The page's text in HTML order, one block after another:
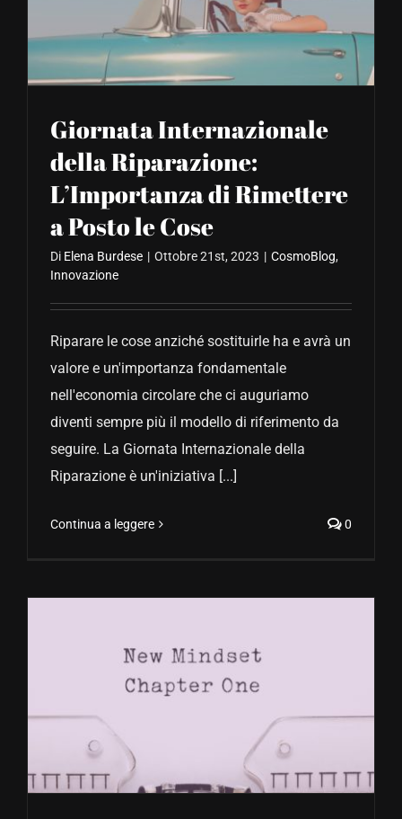
CONTATTACI
Giornata Internazionale
della Riparazione:
L’Importanza di Rimettere
a Posto le Cose
Di Elena Burdese | Ottobre 21st, 2023 | CosmoBlog,
Innovazione
Riparare le cose anziché sostituirle ha e avrà un
valore e un'importanza fondamentale
nell'economia circolare che ci auguriamo
diventi sempre più il modello di riferimento da
seguire. La Giornata Internazionale della
Riparazione è un'iniziativa [...]
Continua a leggere 0